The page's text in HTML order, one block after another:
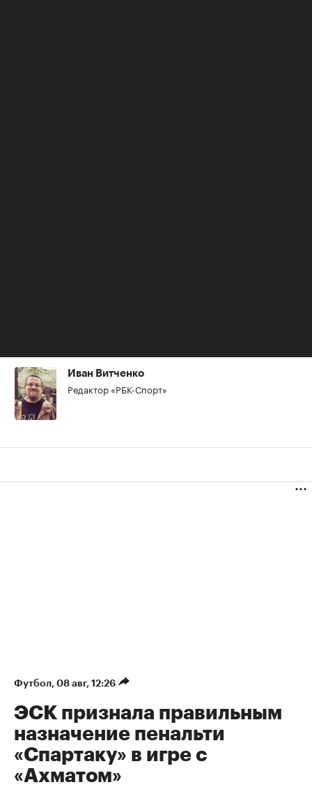
Иван Витченко
Редактор «РБК-Спорт»
Футбол⁠, 08 авг, 12:26
ЭСК признала правильным
назначение пенальти
«Спартаку» в игре с
«Ахматом»